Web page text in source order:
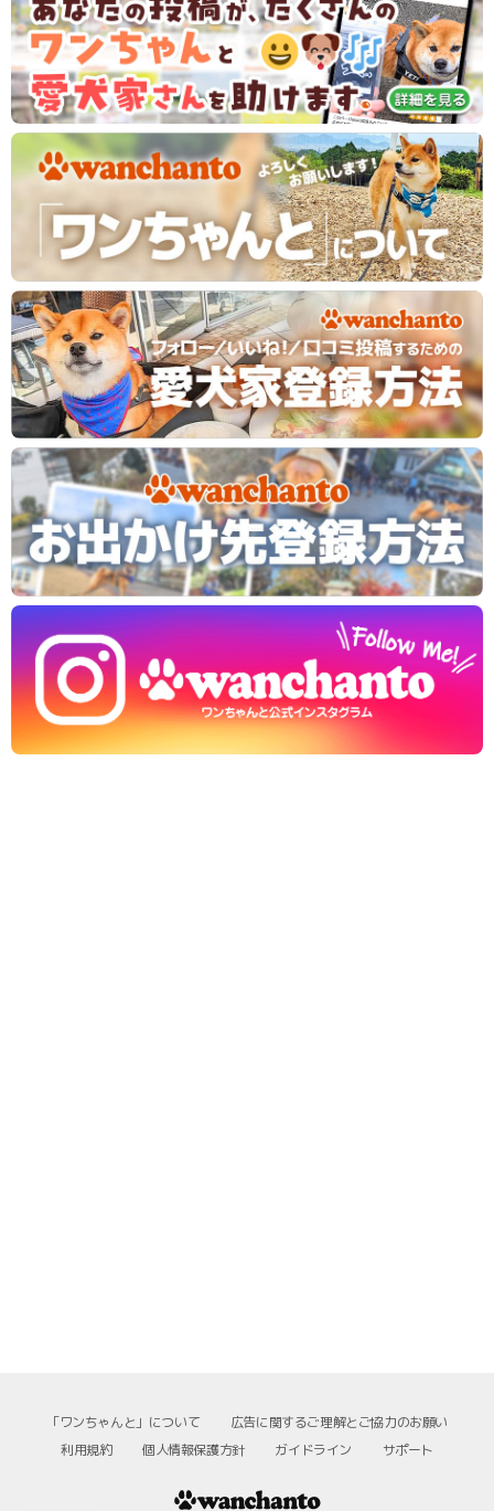
「ワンちゃんと」について
広告に関するご理解とご協力のお願い
利用規約
個人情報保護方針 ガイドライン サポート